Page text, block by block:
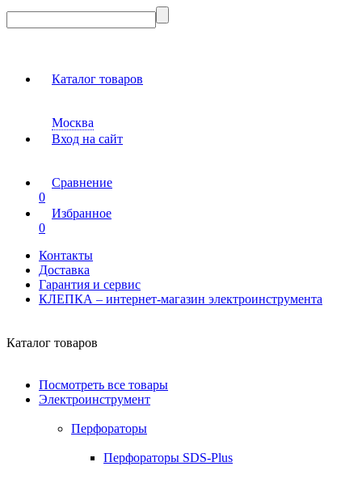
Каталог товаров
Москва
Вход на сайт
Сравнение
0
Избранное
0
Контакты
Доставка
Гарантия и сервис
КЛЕПКА – интернет-магазин электроинструмента
Каталог товаров
Посмотреть все товары
Электроинструмент
Перфораторы
Перфораторы SDS-Plus